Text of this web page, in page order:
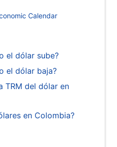
Calendar
el dólar sube?
el dólar baja?
TRM del dólar en
en Colombia?